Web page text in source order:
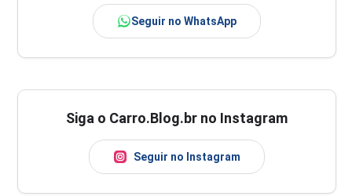
Seguir no WhatsApp
Siga o Carro.Blog.br no Instagram
Seguir no Instagram